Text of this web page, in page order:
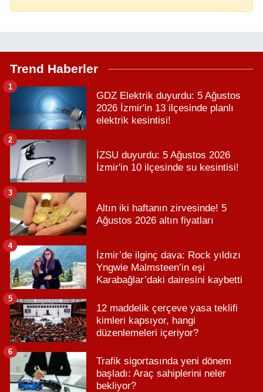
Trend Haberler
GDZ Elektrik duyurdu: 5 Ağustos
2026 İzmir'in 13 ilçesinde planlı
elektrik kesintisi!
1
İZSU duyurdu: 5 Ağustos 2026
İzmir'in 10 ilçesinde su kesintisi!
2
Altın iki haftanın zirvesinde! 5
Ağustos 2026 altın fiyatları
3
İzmir’de ilginç dava: Rock yıldızı
Yngwie Malmsteen’in eşi
Karabağlar’daki dairesini kaybetti
4
12 maddelik çerçeve yasa teklifi
kimleri kapsıyor, hangi
düzenlemeleri içeriyor?
5
Trafik sigortasında yeni dönem
başladı: Araç sahiplerini neler
bekliyor?
6